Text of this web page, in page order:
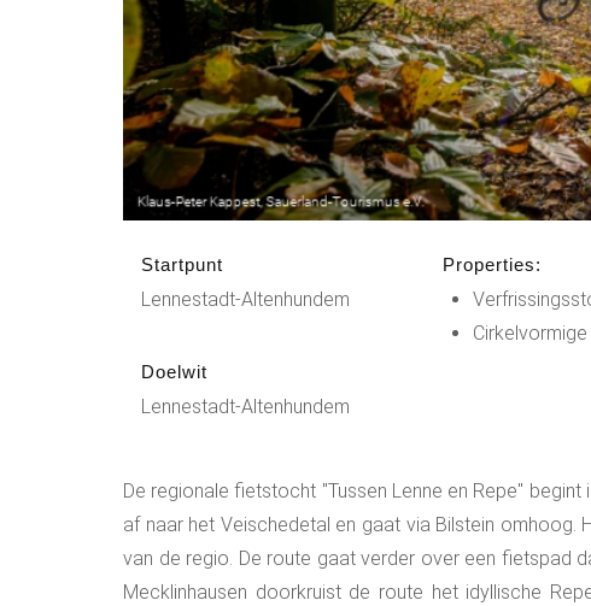
Startpunt
Lennestadt-Altenhundem
Doelwit
Lennestadt-Altenhundem
Properties:
De regionale fietstocht "Tussen Lenne en Repe"
af naar het Veischedetal en gaat via Bilstein omhoog.
van de regio. De route gaat verder over een fietspad
Mecklinhausen doorkruist de route het idyllische